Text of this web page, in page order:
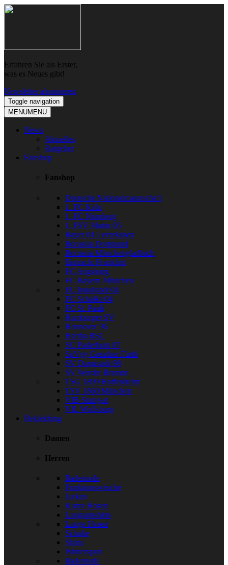
Skip
Skip
Erfahren Sie als Erster,
was es Neues gibt!
Newsletter abonnieren
Toggle navigation
MENUMENU
News
Aktuelles
Ratgeber
Fanshop
Fanshop
Deutsche Nationalmannschaft
1. FC Köln
1. FC Nürnberg
1. FSV Mainz 05
Bayer 04 Leverkusen
Borussia Dortmund
Borussia Mönchengladbach
Eintracht Frankfurt
FC Augsburg
FC Bayern München
FC Ingolstadt 04
FC Schalke 04
FC St. Pauli
Hamburger SV
Hannover 96
Hertha BSC
SC Paderborn 07
SpVgg Greuther Fürth
SV Darmstadt 98
SV Werder Bremen
TSG 1899 Hoffenheim
TSV 1860 München
VfB Stuttgart
VfL Wolfsburg
Bekleidung
Damen
Herren
Bademode
Funktionswäsche
Jacken
Kurze Hosen
Langarmshirts
Lange Hosen
Schuhe
Shirts
Wintersport
Bademode